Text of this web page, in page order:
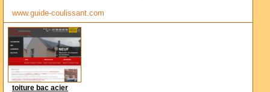
www.guide-coulissant.com
toiture bac acier